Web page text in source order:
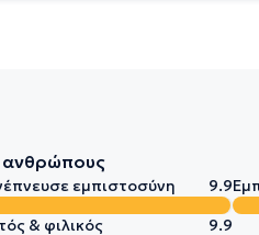
ανθρώπους
εμπιστοσύνη 9.9
& φιλικός 9.9